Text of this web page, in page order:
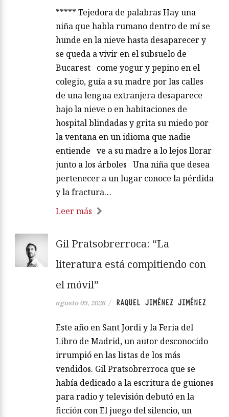
***** Tejedora de palabras Hay una
niña que habla rumano dentro de mí se
hunde en la nieve hasta desaparecer y
se queda a vivir en el subsuelo de
Bucarest come yogur y pepino en el
colegio, guía a su madre por las calles
de una lengua extranjera desaparece
bajo la nieve o en habitaciones de
hospital blindadas y grita su miedo por
la ventana en un idioma que nadie
entiende ve a su madre a lo lejos llorar
junto a los árboles Una niña que desea
pertenecer a un lugar conoce la pérdida
y la fractura…
Leer más
Gil Pratsobrerroca: “La
literatura está compitiendo con
el móvil”
agosto 09, 2026 / RAQUEL JIMÉNEZ JIMÉNEZ
Este año en Sant Jordi y la Feria del
Libro de Madrid, un autor desconocido
irrumpió en las listas de los más
vendidos. Gil Pratsobrerroca que se
había dedicado a la escritura de guiones
para radio y televisión debutó en la
ficción con El juego del silencio, un